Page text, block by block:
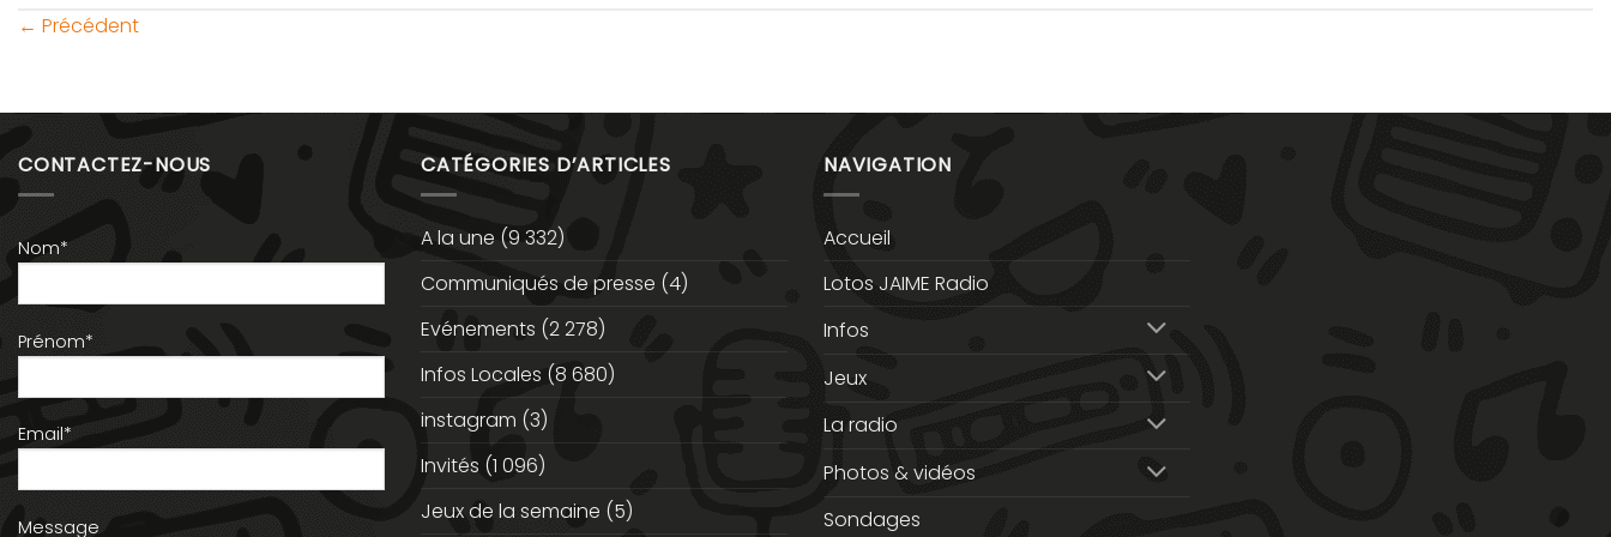
← Précédent
CONTACTEZ-NOUS
Nom*
Prénom*
Email*
Message
CATÉGORIES D’ARTICLES
A la une (9 332)
Communiqués de presse (4)
Evénements (2 278)
Infos Locales (8 680)
instagram (3)
Invités (1 096)
Jeux de la semaine (5)
NAVIGATION
Accueil
Lotos JAIME Radio
Infos
Jeux
La radio
Photos & vidéos
Sondages